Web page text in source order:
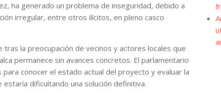
ha generado un problema de inseguridad, debido a
irregular, entre otros ilícitos, en pleno casco
la preocupación de vecinos y actores locales que
permanece sin avances concretos. El parlamentario
conocer el estado actual del proyecto y evaluar la
dificultando una solución definitiva.